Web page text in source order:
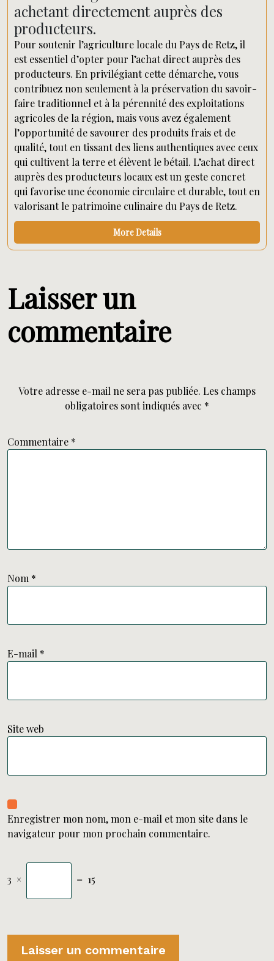
achetant directement auprès des
producteurs.
Pour soutenir l’agriculture locale du Pays de Retz, il
est essentiel d’opter pour l’achat direct auprès des
producteurs. En privilégiant cette démarche, vous
contribuez non seulement à la préservation du savoir-
faire traditionnel et à la pérennité des exploitations
agricoles de la région, mais vous avez également
l’opportunité de savourer des produits frais et de
qualité, tout en tissant des liens authentiques avec ceux
qui cultivent la terre et élèvent le bétail. L’achat direct
auprès des producteurs locaux est un geste concret
qui favorise une économie circulaire et durable, tout en
valorisant le patrimoine culinaire du Pays de Retz.
More Details
Laisser un
commentaire
Votre adresse e-mail ne sera pas publiée. Les champs
obligatoires sont indiqués avec *
Commentaire *
Nom *
E-mail *
Site web
Enregistrer mon nom, mon e-mail et mon site dans le
navigateur pour mon prochain commentaire.
3 × = 15